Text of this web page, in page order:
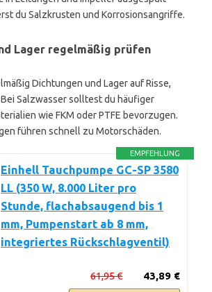
du Salzkrusten und Korrosionsangriffe.
Lager regelmäßig prüfen
Dichtungen und Lager auf Risse,
Salzwasser solltest du häufiger
wie FKM oder PTFE bevorzugen.
führen schnell zu Motorschäden.
EMPFEHLUNG
Einhell Tauchpumpe GC-SP 3580
LL (350 W, 8.000 Liter pro
Stunde, flachabsaugend bis 1
mm, Pumpenstart ab 8 mm,
integriertes Rückschlagventil)
43,89 €
61,95 €